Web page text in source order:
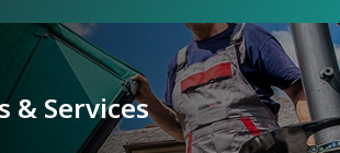
& Services